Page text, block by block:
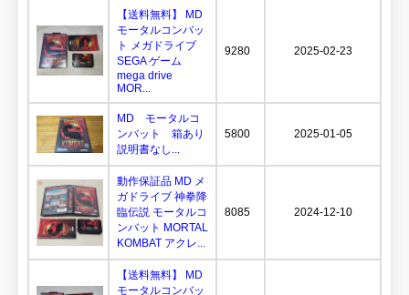
【送料無料】 MD
モータルコンバッ
ト メガドライブ
SEGA ゲーム
mega drive
MOR...
9280 2025-02-23
MD モータルコ
ンバット 箱あり
説明書なし...
5800 2025-01-05
動作保証品 MD メ
ガドライブ 神拳降
臨伝説 モータルコ
ンバット MORTAL
KOMBAT アクレ...
8085 2024-12-10
【送料無料】 MD
モータルコンバッ